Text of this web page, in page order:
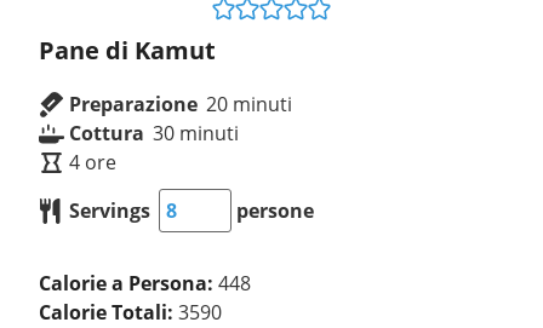
Pane di Kamut
Preparazione 20 minuti
Cottura 30 minuti
4 ore
Servings
persone
Calorie a Persona:448
Calorie Totali:3590